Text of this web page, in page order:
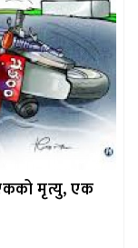
मृत्यु, एक